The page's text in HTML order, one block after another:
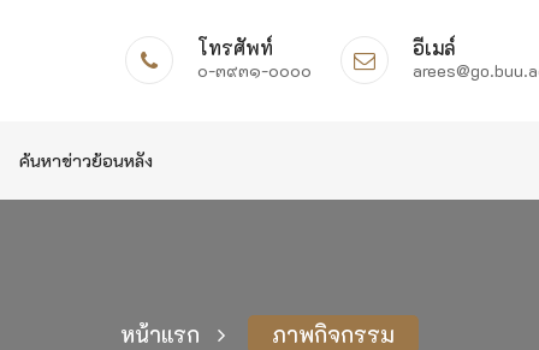
โทรศัพท์
๐-๓๙๓๑-๐๐๐๐
อีเมล์
ค้นหาข่าวย้อนหลัง
หน้าแรก ภาพกิจกรรม